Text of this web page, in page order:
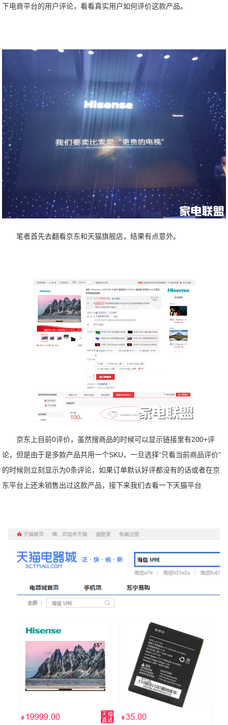
下电商平台的用户评论，看看真实用户如何评价这款产品。
笔者首先去翻看京东和天猫旗舰店，结果有点意外。
京东上目前0评价，虽然搜商品的时候可以显示链接里有200+评
论，但是由于是多款产品共用一个SKU，一旦选择“只看当前商品评价”
的时候则立刻显示为0条评论，如果订单默认好评都没有的话或者在京
东平台上还未销售出过这款产品，接下来我们去看一下天猫平台